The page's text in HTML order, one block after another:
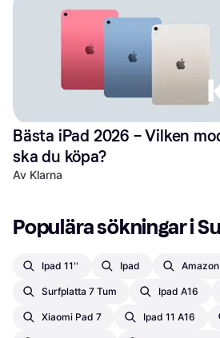
Bästa iPad 2026 – Vilken
ska du köpa?
Av Klarna
Populära sökningar i
Ipad 11'' Ipad
Surfplatta 7 Tum Ipad A16
Xiaomi Pad 7 Ipad 11 A16